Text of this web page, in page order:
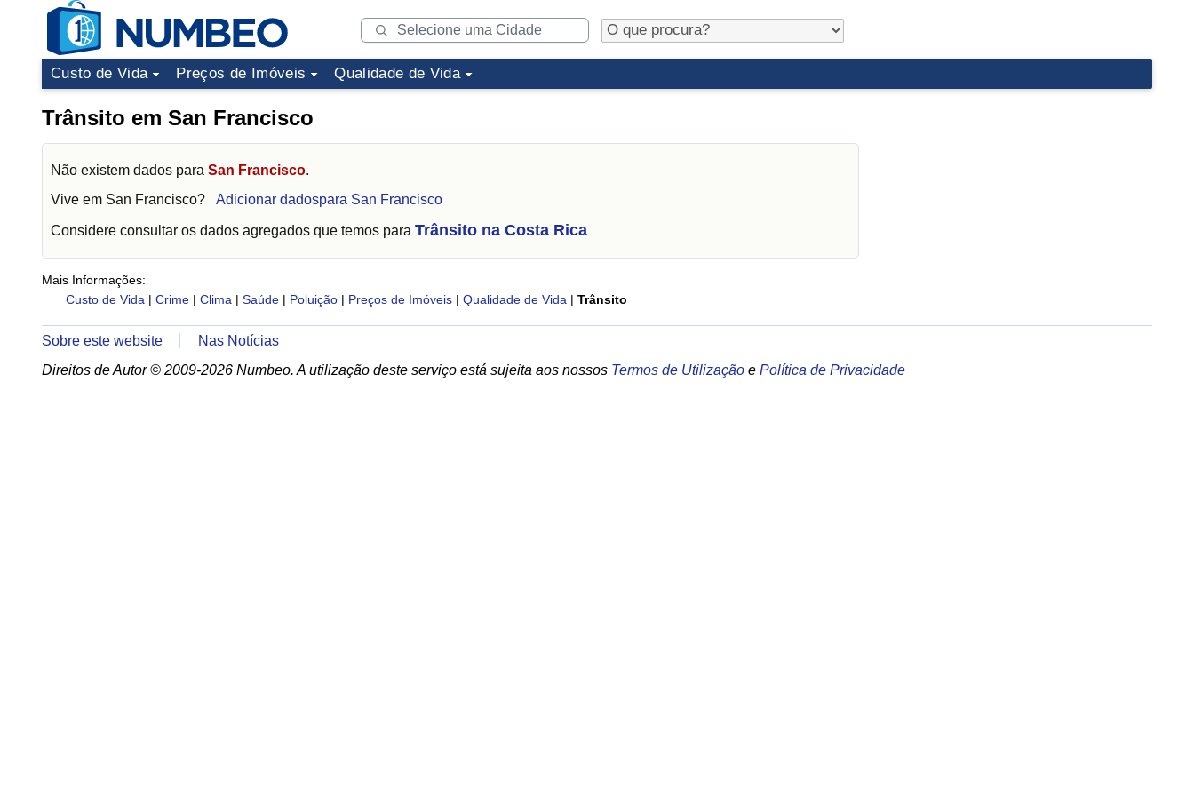
Custo de Vida Preços de Imóveis Qualidade de Vida
Trânsito em San Francisco
Não existem dados para San Francisco.
Vive em San Francisco? Adicionar dadospara San Francisco
Considere consultar os dados agregados que temos para Trânsito na Costa Rica
Mais Informações:
Custo de Vida | Crime | Clima | Saúde | Poluição | Preços de Imóveis | Qualidade de Vida | Trânsito
Sobre este website
Nas Notícias
Direitos de Autor © 2009-2026 Numbeo. A utilização deste serviço está sujeita aos nossos Termos de Utilização e Política de Privacidade